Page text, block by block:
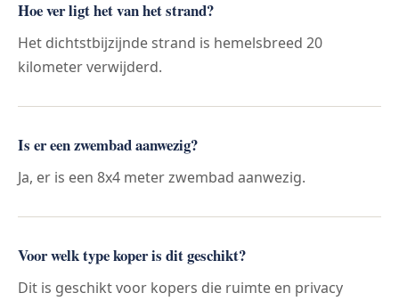
Hoe ver ligt het van het strand?
Het dichtstbijzijnde strand is hemelsbreed 20
kilometer verwijderd.
Is er een zwembad aanwezig?
Ja, er is een 8x4 meter zwembad aanwezig.
Voor welk type koper is dit geschikt?
Dit is geschikt voor kopers die ruimte en privacy